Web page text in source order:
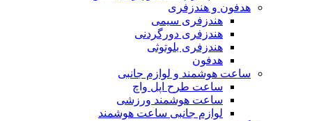
هدفون و هندزفری
هندزفری سیمی
هندزفری دورگردنی
هندزفری بلوتوثی
هدفون
ساعت هوشمند و لوازم جانبی
ساعت طرح اپل واچ
ساعت هوشمند ورزشی
لوازم جانبی ساعت هوشمند